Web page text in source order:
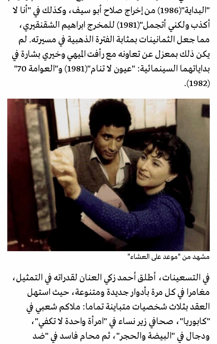
"البداية"(1986) من إخراج صلاح أبو سيف، وكذلك في "أنا لا
أكذب ولكني أتجمل"(1981) للمخرج ابراهيم الشقنقيري،
مما جعل الثمانينات بمثابة الفترة الذهبية في مسيرته. لم
يكن ذلك بمعزل عن تعاونه مع رأفت الميهي وخيري بشارة في
بداياتهما السينمائية: "عيون لا تنام"(1981) و"العوامة 70"
(1982).
مشهد من "موعد على العشاء"
في التسعينات، أطلق أحمد زكي العنان لقدراته في التمثيل،
مغامرا في كل مرة بأدوار جديدة ومتنوعة، حيث استهل
العقد بثلاث شخصيات متباينة تماما: ملاكم شعبي في
"كابوريا"، صحافي زير نساء في "امرأة واحدة لا تكفي"،
ودجال في "البيضة والحجر"، ثم محام فاسد في "ضد